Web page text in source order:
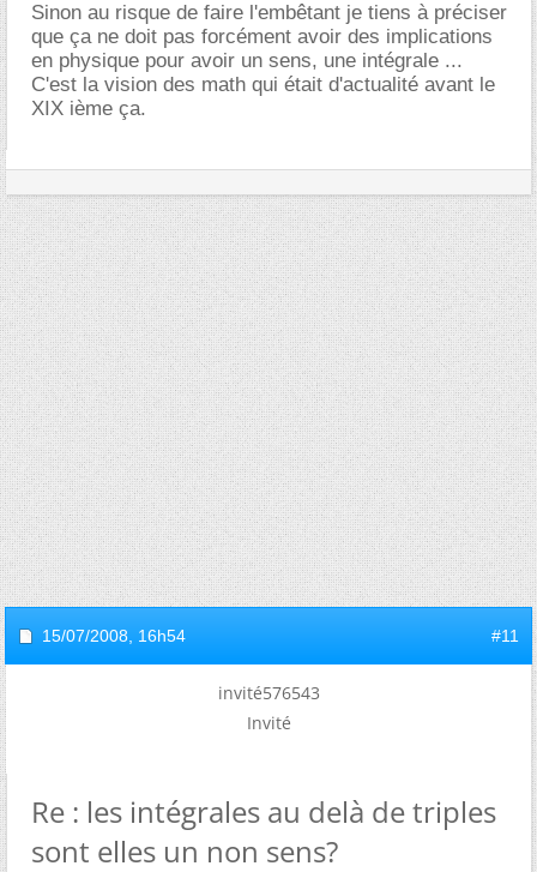
Sinon au risque de faire l'embêtant je tiens à préciser
que ça ne doit pas forcément avoir des implications
en physique pour avoir un sens, une intégrale ...
C'est la vision des math qui était d'actualité avant le
XIX ième ça.
15/07/2008, 16h54 #11
invité576543
Invité
Re : les intégrales au delà de triples
sont elles un non sens?